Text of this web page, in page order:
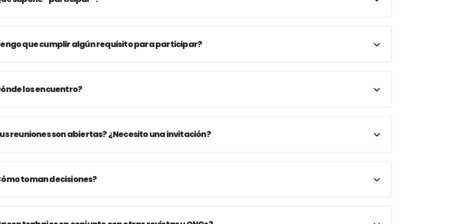
que cumplir algún requisito para participar?
los encuentro?
reuniones son abiertas? ¿Necesito una invitación?
toman decisiones?